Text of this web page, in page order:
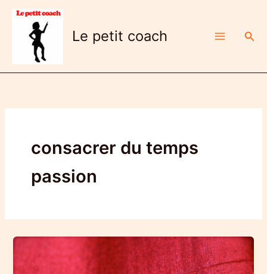
Aller
contenu
Le petit coach
consacrer du temps
passion